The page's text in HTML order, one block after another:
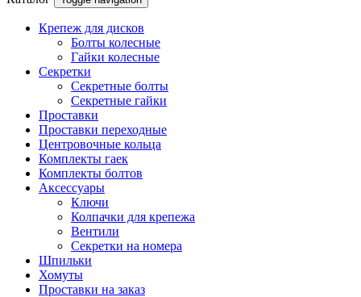
Крепеж для дисков
Болты колесные
Гайки колесные
Секретки
Секретные болты
Секретные гайки
Проставки
Проставки переходные
Центровочные кольца
Комплекты гаек
Комплекты болтов
Аксессуары
Ключи
Колпачки для крепежа
Вентили
Секретки на номера
Шпильки
Хомуты
Проставки на заказ